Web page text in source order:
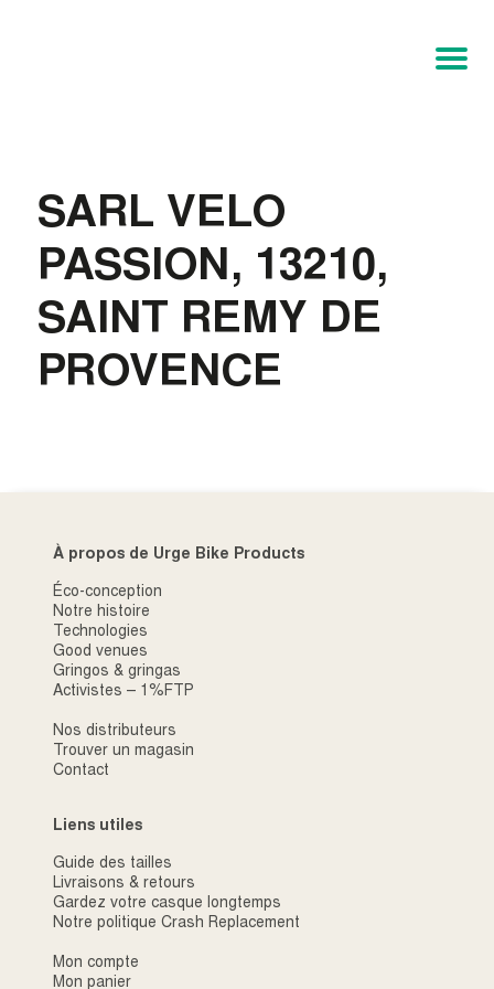
SARL VELO
PASSION, 13210,
SAINT REMY DE
PROVENCE
À propos de Urge Bike Products
Éco-conception
Notre histoire
Technologies
Good venues
Gringos & gringas
Activistes – 1%FTP
Nos distributeurs
Trouver un magasin
Contact
Liens utiles
Guide des tailles
Livraisons & retours
Gardez votre casque longtemps
Notre politique Crash Replacement
Mon compte
Mon panier